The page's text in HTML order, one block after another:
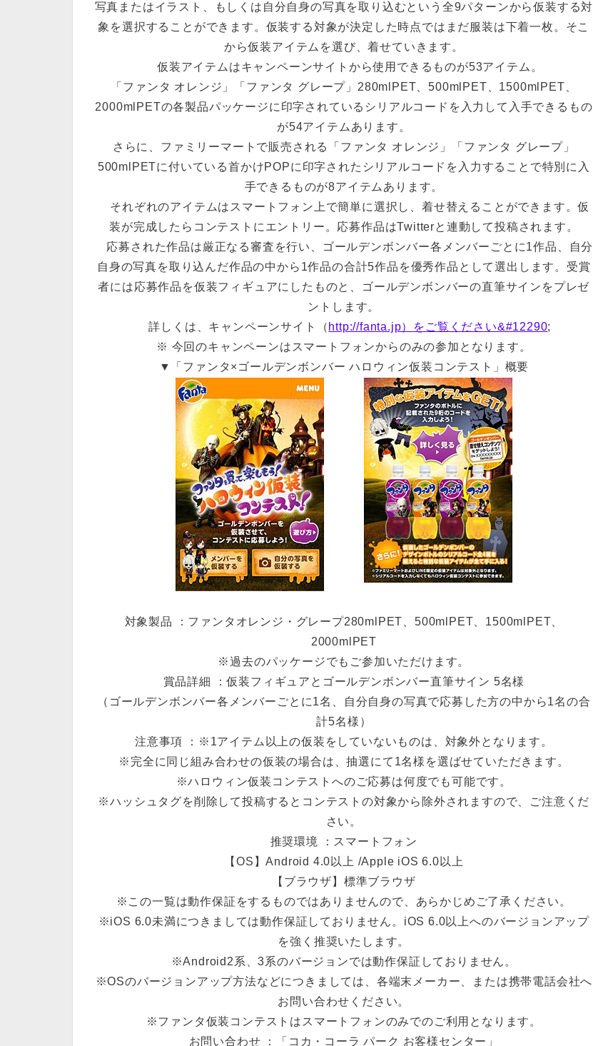
写真またはイラスト、もしくは自分自身の写真を取り込むという全9パターンから仮装する対
象を選択することができます。仮装する対象が決定した時点ではまだ服装は下着一枚。そこ
から仮装アイテムを選び、着せていきます。
仮装アイテムはキャンペーンサイトから使用できるものが53アイテム。
「ファンタ オレンジ」「ファンタ グレープ」280mlPET、500mlPET、1500mlPET、
2000mlPETの各製品パッケージに印字されているシリアルコードを入力して入手できるもの
が54アイテムあります。
さらに、ファミリーマートで販売される「ファンタ オレンジ」「ファンタ グレープ」
500mlPETに付いている首かけPOPに印字されたシリアルコードを入力することで特別に入
手できるものが8アイテムあります。
それぞれのアイテムはスマートフォン上で簡単に選択し、着せ替えることができます。仮
装が完成したらコンテストにエントリー。応募作品はTwitterと連動して投稿されます。
応募された作品は厳正なる審査を行い、ゴールデンボンバー各メンバーごとに1作品、自分
自身の写真を取り込んだ作品の中から1作品の合計5作品を優秀作品として選出します。受賞
者には応募作品を仮装フィギュアにしたものと、ゴールデンボンバーの直筆サインをプレゼ
ントします。
詳しくは、キャンペーンサイト（ http://fanta.jp）をご覧ください&#12290;
※ 今回のキャンペーンはスマートフォンからのみの参加となります。
▼「ファンタ×ゴールデンボンバー ハロウィン仮装コンテスト」概要
対象製品 ：ファンタオレンジ・グレープ280mlPET、500mlPET、1500mlPET、
2000mlPET
※過去のパッケージでもご参加いただけます。
賞品詳細 ：仮装フィギュアとゴールデンボンバー直筆サイン 5名様
（ゴールデンボンバー各メンバーごとに1名、自分自身の写真で応募した方の中から1名の合
計5名様）
注意事項 ：※1アイテム以上の仮装をしていないものは、対象外となります。
※完全に同じ組み合わせの仮装の場合は、抽選にて1名様を選ばせていただきます。
※ハロウィン仮装コンテストへのご応募は何度でも可能です。
※ハッシュタグを削除して投稿するとコンテストの対象から除外されますので、ご注意くだ
さい。
推奨環境 ：スマートフォン
【OS】Android 4.0以上 /Apple iOS 6.0以上
【ブラウザ】標準ブラウザ
※この一覧は動作保証をするものではありませんので、あらかじめご了承ください。
※iOS 6.0未満につきましては動作保証しておりません。iOS 6.0以上へのバージョンアップ
を強く推奨いたします。
※Android2系、3系のバージョンでは動作保証しておりません。
※OSのバージョンアップ方法などにつきましては、各端末メーカー、または携帯電話会社へ
お問い合わせください。
※ファンタ仮装コンテストはスマートフォンのみでのご利用となります。
お問い合わせ ：「コカ・コーラ パーク お客様センター」